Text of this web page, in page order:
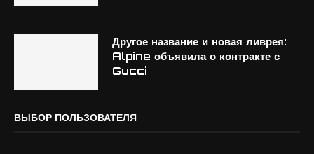
Другое название и новая ливрея:
Alpine объявила о контракте с
Gucci
ВЫБОР ПОЛЬЗОВАТЕЛЯ